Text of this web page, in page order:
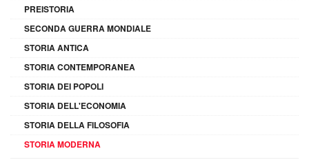
PREISTORIA
SECONDA GUERRA MONDIALE
STORIA ANTICA
STORIA CONTEMPORANEA
STORIA DEI POPOLI
STORIA DELL'ECONOMIA
STORIA DELLA FILOSOFIA
STORIA MODERNA